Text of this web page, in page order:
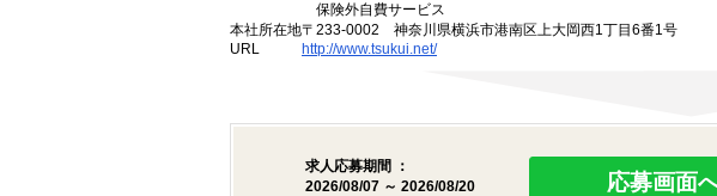
保険外自費サービス
本社所在地〒233-0002 神奈川県横浜市港南区上大岡西1丁目6番1号
URL
http://www.tsukui.net/
求人応募期間 ：
2026/08/07 ～ 2026/08/20
応募画面